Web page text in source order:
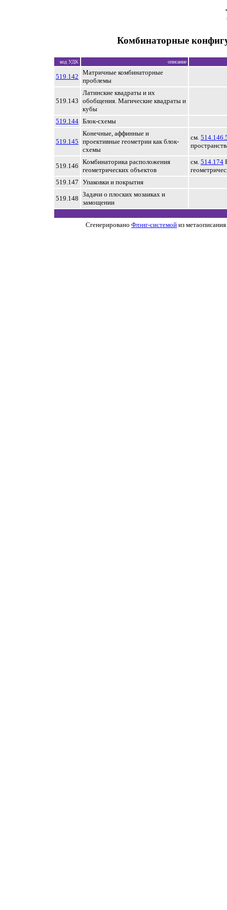
Комбинаторные
код УДК описание
519.142
Матричные комбинаторные
проблемы
519.143
Латинские квадраты и их
обобщения. Магические квадраты и
кубы
519.144 Блок-схемы
519.145
Конечные, аффинные и
проективные геометрии как блок-
схемы
см.
519.146
Комбинаторика расположения
геометрических объектов
см. 514.174
519.147 Упаковки и покрытия
519.148
Задачи о плоских мозаиках и
замощении
Сгенерировано Флэнг-системой из